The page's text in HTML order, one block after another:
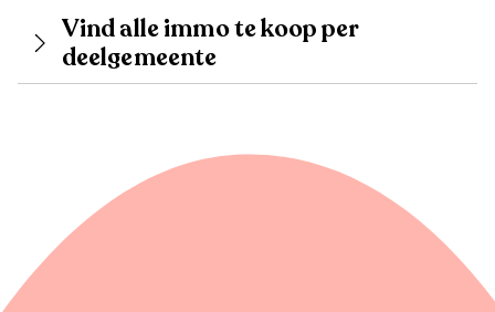
Vind alle immo te koop per
deelgemeente